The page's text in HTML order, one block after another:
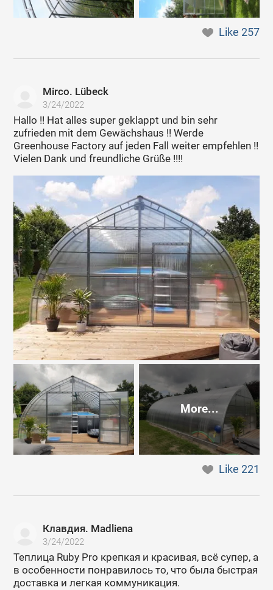
Like257
Mirco. Lübeck
3/24/2022
Hallo !! Hat alles super geklappt und bin sehr
zufrieden mit dem Gewächshaus !! Werde
Greenhouse Factory auf jeden Fall weiter empfehlen !!
Vielen Dank und freundliche Grüße !!!!
More...
Like221
Клавдия. Madliena
3/24/2022
Теплица Ruby Pro крепкая и красивая, всё супер, а
в особенности понравилось то, что была быстрая
доставка и легкая коммуникация.